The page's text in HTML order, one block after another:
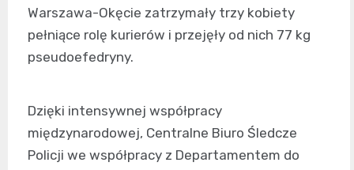
Warszawa-Okęcie zatrzymały trzy kobiety
pełniące rolę kurierów i przejęły od nich 77 kg
pseudoefedryny.
Dzięki intensywnej współpracy
międzynarodowej, Centralne Biuro Śledcze
Policji we współpracy z Departamentem do